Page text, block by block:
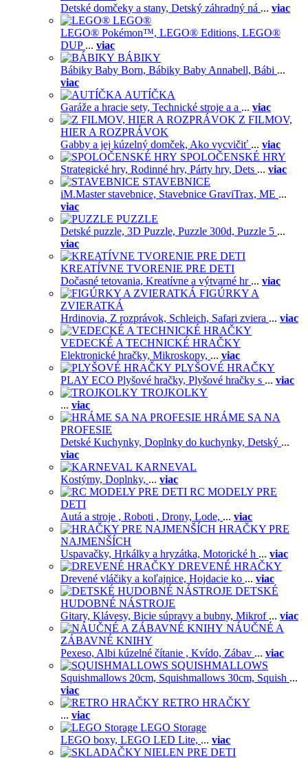
Detské domčeky a stany, Detský záhradný ná ... viac
LEGO®
LEGO® Pokémon™, LEGO® Editions, LEGO®
DUP ... viac
BÁBIKY
Bábiky Baby Born, Bábiky Baby Annabell, Bábi ...
viac
AUTÍČKA
Garáže a hracie sety, Technické stroje a a ... viac
Z FILMOV,
HIER A ROZPRÁVOK
Gabby a jej kúzelný domček, Ako vycvičiť ... viac
SPOLOČENSKÉ HRY
Strategické hry, Rodinné hry, Párty hry, Dets ... viac
STAVEBNICE
iM.Master stavebnice, Stavebnice GraviTrax, ME ...
viac
PUZZLE
Detské puzzle, 3D Puzzle, Puzzle 300d, Puzzle 5 ...
viac
KREATÍVNE TVORENIE PRE DETI
Dočasné tetovania, Kreatívne a výtvarné hr ... viac
FIGÚRKY A
ZVIERATKÁ
Hrdinovia, Z rozprávok, Schleich, Safari zviera ... viac
VEDECKÉ A TECHNICKÉ HRAČKY
Elektronické hračky, Mikroskopy, ... viac
PLYŠOVÉ HRAČKY
PLAY ECO Plyšové hračky, Plyšové hračky s ... viac
TROJKOLKY
... viac
HRÁME SA NA
PROFESIE
Detské Kuchynky, Doplnky do kuchynky, Detský ...
viac
KARNEVAL
Kostýmy, Doplnky, ... viac
RC MODELY PRE
DETI
Autá a stroje , Roboti , Drony, Lode, ... viac
HRAČKY PRE
NAJMENŠÍCH
Uspavačky, Hrkálky a hryzátka, Motorické h ... viac
DREVENÉ HRAČKY
Drevené vláčiky a koľajnice, Hojdacie ko ... viac
DETSKÉ
HUDOBNÉ NÁSTROJE
Gitary, Klávesy, Bicie súpravy a bubny, Mikrof ... viac
NÁUČNÉ A
ZÁBAVNÉ KNIHY
Pexeso, Albi kúzelné čítanie , Kvído, Zábav ... viac
SQUISHMALLOWS
Squishmallows 20cm, Squishmallows 30cm, Squish ...
viac
RETRO HRAČKY
... viac
LEGO Storage
LEGO boxy, LEGO LED Lite, ... viac